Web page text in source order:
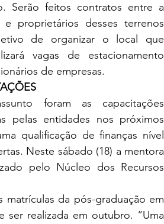
Serão feitos contratos entre a
e proprietários desses terrenos
de organizar o local que
vagas de estacionamento
de empresas.
foram as capacitações
pelas entidades nos próximos
qualificação de finanças nível
Neste sábado (18) a mentora
pelo Núcleo dos Recursos
matrículas da pós-graduação em
ser realizada em outubro. “Uma